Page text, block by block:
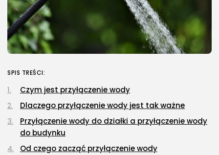
SPIS TREŚCI:
Czym jest przyłączenie wody
Dlaczego przyłączenie wody jest tak ważne
Przyłączenie wody do działki a przyłączenie wody
do budynku
Od czego zacząć przyłączenie wody